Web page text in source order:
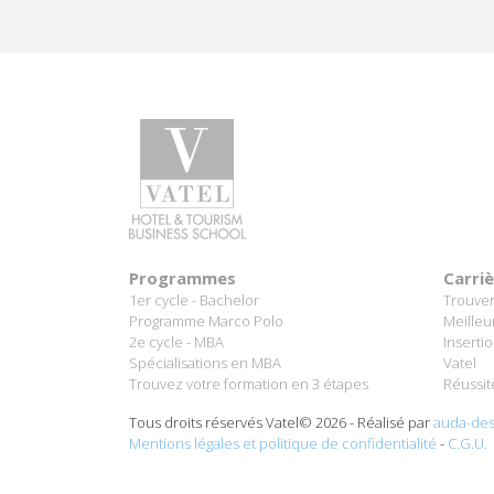
Programmes
1er cycle - Bachelor
Programme Marco Polo
2e cycle - MBA
Spécialisations en MBA
Trouvez votre formation en 3 étapes
Vatel
Tous droits réservés Vatel© 2026 - Réalisé parauda-
Mentions légales et politique de confidentialité - C.G.U.